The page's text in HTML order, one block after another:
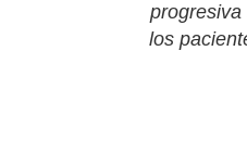
los